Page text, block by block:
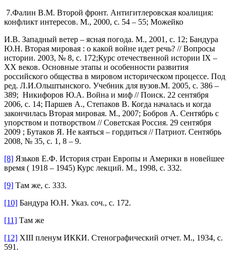
7.Фалин В.М. Второй фронт. Антигитлеровская коалиция:
конфликт интересов. М., 2000, с. 54 – 55; Можейко
И.В. Западный ветер – ясная погода. М., 2001, с. 12; Бандура
Ю.Н. Вторая мировая : о какой войне идет речь? // Вопросы
истории. 2003, № 8, с. 172;Курс отечественной истории IX –
ХХ веков. Основные этапы и особенности развития
российского общества в мировом историческом процессе. Под
ред. Л.И.Ольштынского. Учебник для вузов.М. 2005, с. 386 –
389; Никифоров Ю.А. Война и миф // Поиск. 22 сентября
2006, с. 14; Паршев А., Степаков В. Когда началась и когда
закончилась Вторая мировая. М., 2007; Бобров А. Сентябрь с
упорством и потворством // Советская Россия. 29 сентября
2009 ; Бутаков Я. Не каяться – гордиться // Патриот. Сентябрь
2008, № 35, с. 1, 8 – 9.
[8] Язьков Е.Ф. История стран Европы и Америки в новейшее
время ( 1918 – 1945) Курс лекций. М., 1998, с. 332.
[9] Там же, с. 333.
[10] Бандура Ю.Н. Указ. соч., с. 172.
[11] Там же
[12] XIII пленум ИККИ. Стенографический отчет. М., 1934, с.
591.